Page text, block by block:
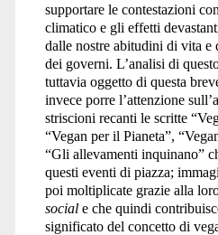
supportare le contestazioni
climatico e gli effetti
dalle nostre abitudini di vita e
dei governi. L’analisi di
tuttavia oggetto di questa
invece porre l’attenzione
striscioni recanti le scritte
“Vegan per il Pianeta”,
“Gli allevamenti inquinano”
questi eventi di piazza;
poi moltiplicate grazie alla
sociale che quindi
significato del concetto di